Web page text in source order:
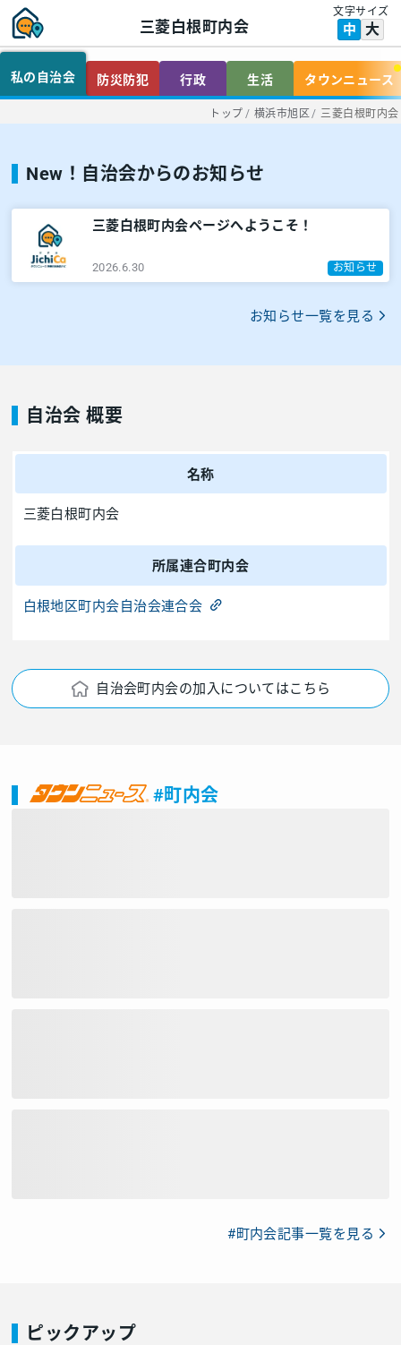
三菱白根町内会
文字サイズ
中 大
私の自治会 防災防犯 行政 生活 タウンニュース
トップ / 横浜市旭区 / 三菱白根町内会
New！自治会からのお知らせ
三菱白根町内会ページへようこそ！
2026.6.30 お知らせ
お知らせ一覧を見る
自治会 概要
名称
三菱白根町内会
所属連合町内会
白根地区町内会自治会連合会
自治会町内会の加入についてはこちら
#町内会
#町内会記事一覧を見る
ピックアップ